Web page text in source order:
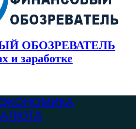
ОБОЗРЕВАТЕЛЬ
и заработке